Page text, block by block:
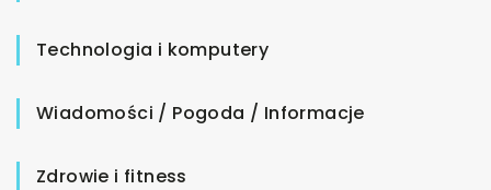
Technologia i komputery
Wiadomości / Pogoda / Informacje
Zdrowie i fitness